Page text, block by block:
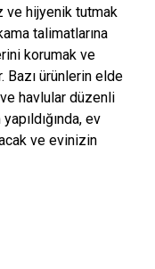
ve hijyenik tutmak
talimatlarına
korumak ve
ürünlerin elde
ve havlular düzenli
ev
ve evinizin